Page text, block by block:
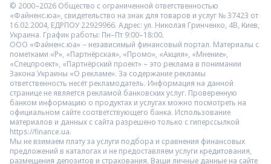
© 2000–2026 Общество с ограниченной ответственностью
«Файненс.юа», свидетельство на знак для товаров и услуг № 37423 от
16.02.2004, ЕДРПОУ 22929966. Адрес: ул. Николая Гринченко, 4В, Киев,
Украина. График работы: Пн–Пт 9:00–18:00.
ООО «Файненс.юа» – независимый финансовый портал. Материалы с
пометками «Р», «Партнёрская», «Промо», «Акция», «Мнение»,
«Спецпроект», «Партнёрский проект» – это реклама в понимании
Закона Украины «О рекламе». За содержание рекламы
ответственность несёт рекламодатель. Информация на данной
странице не является рекламой банковских услуг. Проверенную
банком информацию о продуктах и услугах можно посмотреть на
официальном сайте соответствующего банка. Использование
материалов и данных с сайта разрешено только с гиперссылкой
https://finance.ua.
Мы не взимаем плату за услуги подбора и сравнения финансовых
предложений в каталогах и не предоставляем услуги кредитования,
размещения депозитов и страхования. Ваши личные данные на сайте